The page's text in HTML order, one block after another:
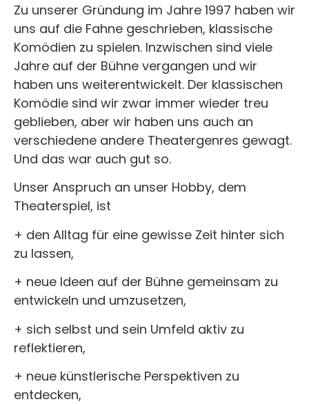
Zu unserer Gründung im Jahre 1997 haben wir
uns auf die Fahne geschrieben, klassische
Komödien zu spielen. Inzwischen sind viele
Jahre auf der Bühne vergangen und wir
haben uns weiterentwickelt. Der klassischen
Komödie sind wir zwar immer wieder treu
geblieben, aber wir haben uns auch an
verschiedene andere Theatergenres gewagt.
Und das war auch gut so.
Unser Anspruch an unser Hobby, dem
Theaterspiel, ist
+ den Alltag für eine gewisse Zeit hinter sich
zu lassen,
+ neue Ideen auf der Bühne gemeinsam zu
entwickeln und umzusetzen,
+ sich selbst und sein Umfeld aktiv zu
reflektieren,
+ neue künstlerische Perspektiven zu
entdecken,